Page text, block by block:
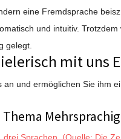
eine Fremdsprache
und intuitiv.
gelegt.
mit uns
an und ermöglichen Sie ihm